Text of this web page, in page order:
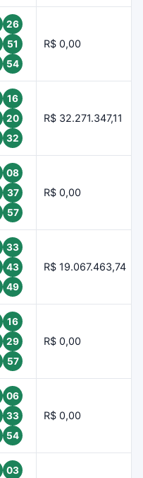
26
51
54
R$ 0,00
16
20
32
R$ 32.271.347,11
08
37
57
R$ 0,00
33
43
49
R$ 19.067.463,74
16
29
57
R$ 0,00
06
33
54
R$ 0,00
03